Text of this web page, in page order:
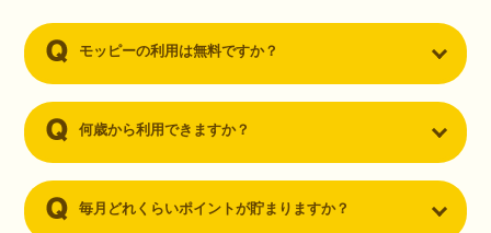
ーを知りました。クレジットカードを発行するだけでポイントが貯ま
るならと無料登録して、クレジットカードの発行やアプリダウンロー
モッピーの利用は無料ですか？
何歳から利用できますか？
毎月どれくらいポイントが貯まりますか？